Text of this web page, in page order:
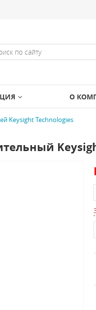
О
Keysight Technologies